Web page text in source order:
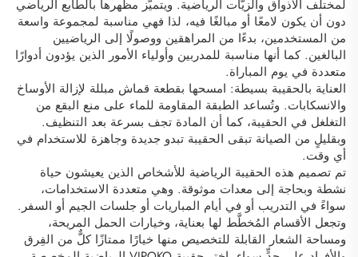
لمختلف الأذواق والزيّات الرياضية. ويتميّز مظهرها بالطابع الرياضي
دون أن يكون لامعًا أو مبالغًا فيه، لذا فهي مناسبة لمجموعة واسعة
من المستخدمين، بدءًا من المراهقين ووصولًا إلى الرياضيين
البالغين. كما أنها مناسبة للمدربين وأولياء الأمور الذين يؤدون أدوارًا
متعددة في يوم المباراة.
العناية بالحقيبة بسيطة: امسحها بقطعة قماش مبللة لإزالة الأوساخ
والانسكابات. وتُساعد الطبقة المقاومة للماء على منع البقع من
التغلغل في الحقيبة، كما أن المادة تجف بسرعة بعد التنظيف.
وبقليلٍ من الصيانة تبقى الحقيبة تبدو جديدة وجاهزة للاستخدام في
أي وقت.
تم تصميم هذه الحقيبة الرياضية للأشخاص الذين يعيشون حياة
نشطة وبحاجة إلى معدات موثوقة. وهي متعددة الاستخدامات،
سواءً في التدريب أو في أيام المباريات أو جلسات الجيم أو السفر.
وتجعل الأقسام المُخطَّط لها بعناية، وخيارات الحمل المريحة،
ومساحة الشعار القابلة للتخصيص منها خيارًا ممتازًا كلٌّ من الفِرق